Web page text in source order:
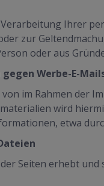
Verarbeitung Ihrer
zur
oder aus
Werbe-E-
im Rahmen der
wird
etwa
Seiten erhebt